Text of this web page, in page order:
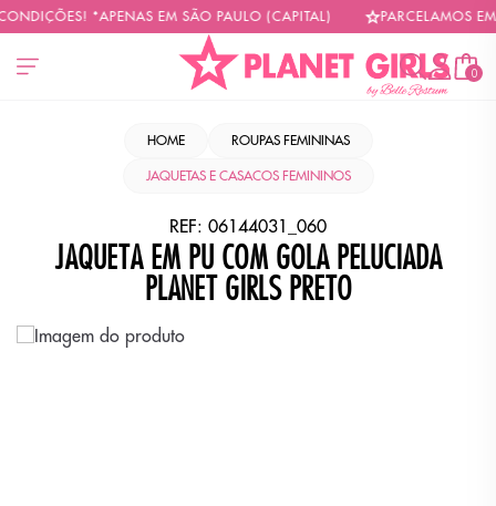
*APENAS EM SÃO PAULO (CAPITAL) PARCELAMOS EM
0
HOME ROUPAS FEMININAS
JAQUETAS E CASACOS FEMININOS
REF: 06144031_060
JAQUETA EM PU COM GOLA PELUCIADA
PLANET GIRLS PRETO